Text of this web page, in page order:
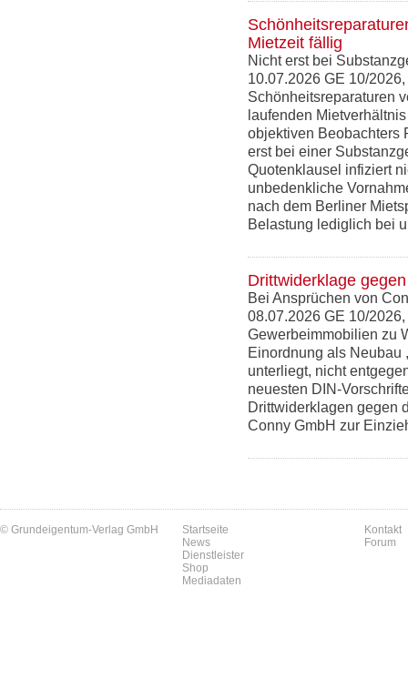
Mietzeit fällig
Nicht erst bei
10.07.2026 GE 10/
Schönheitsreparaturen
laufenden
objektiven Beobachters
erst bei einer
Quotenklausel infiziert
unbedenkliche
nach dem Berliner
Belastung lediglich bei
Drittwiderklage
Bei Ansprüchen von
08.07.2026 GE 10/
Gewerbeimmobilien zu
Einordnung als Neubau
unterliegt, nicht
neuesten DIN-
Drittwiderklagen gegen
Conny GmbH zur
© Grundeigentum-Verlag GmbH
Startseite
News
Dienstleister
Shop
Mediadaten
Kontakt
Forum